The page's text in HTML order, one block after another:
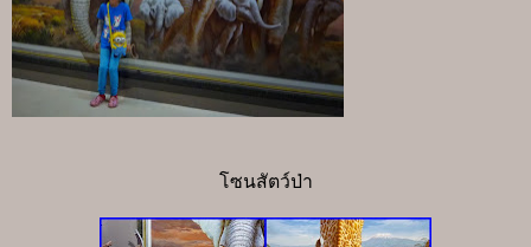
โซนสัตว์ป่า